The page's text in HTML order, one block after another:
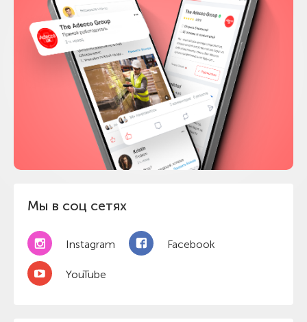
Мы в соц сетях
Instagram Facebook
YouTube